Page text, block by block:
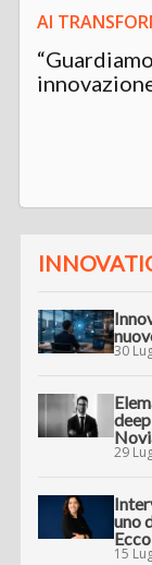
AI
30
29
uno
15